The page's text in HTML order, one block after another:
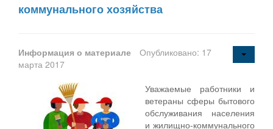
коммунального хозяйства
Информация о материале
Опубликовано: 17
марта 2017
Уважаемые работники и
ветераны сферы бытового
обслуживания населения
и жилищно-коммунального